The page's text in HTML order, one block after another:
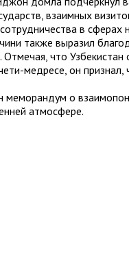
взаимных
в сферах
также выразил
что
медресе, он
меморандум о
атмосфере.